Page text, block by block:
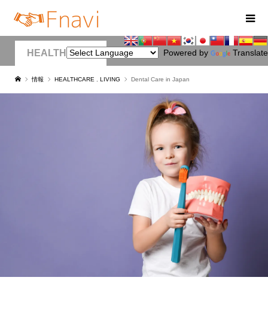
Powered by Translate
HEALTHCARE
情報 HEALTHCARE LIVING Dental Care in Japan